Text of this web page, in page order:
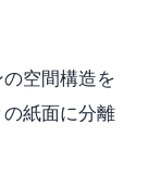
空間構造を
紙面に分離